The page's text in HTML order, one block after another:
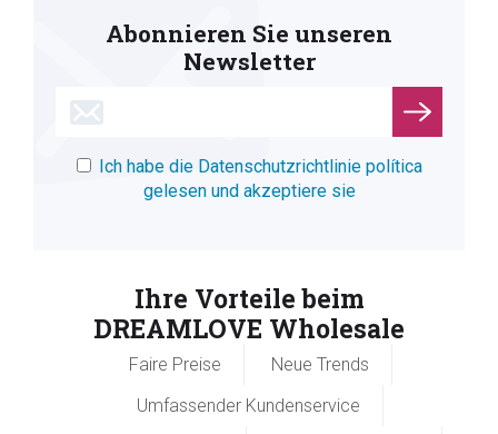
Abonnieren Sie unseren
Newsletter
Ich habe die Datenschutzrichtlinie política
gelesen und akzeptiere sie
Ihre Vorteile beim
DREAMLOVE Wholesale
Faire Preise
Neue Trends
Umfassender Kundenservice